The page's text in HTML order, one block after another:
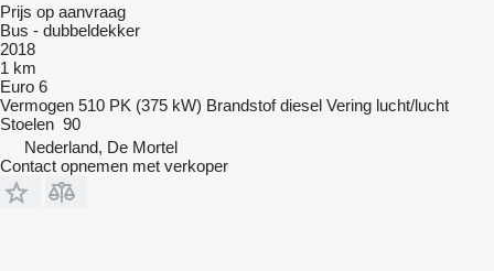
Prijs op aanvraag
Bus - dubbeldekker
2018
1 km
Euro 6
Vermogen 510 PK (375 kW) Brandstof diesel Vering lucht/lucht
Stoelen 90
Nederland, De Mortel
Contact opnemen met verkoper